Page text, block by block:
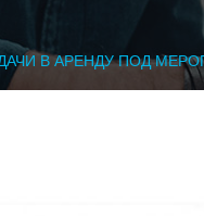
В АРЕНДУ ПОД